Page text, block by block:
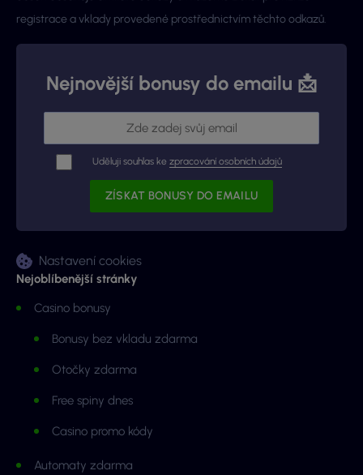
registrace a vklady provedené prostřednictvím těchto odkazů.
Nejnovější bonusy do emailu 📩
Uděluji souhlas ke zpracování osobních údajů
Nastavení cookies
Nejoblíbenější stránky
Casino bonusy
Bonusy bez vkladu zdarma
Otočky zdarma
Free spiny dnes
Casino promo kódy
Automaty zdarma